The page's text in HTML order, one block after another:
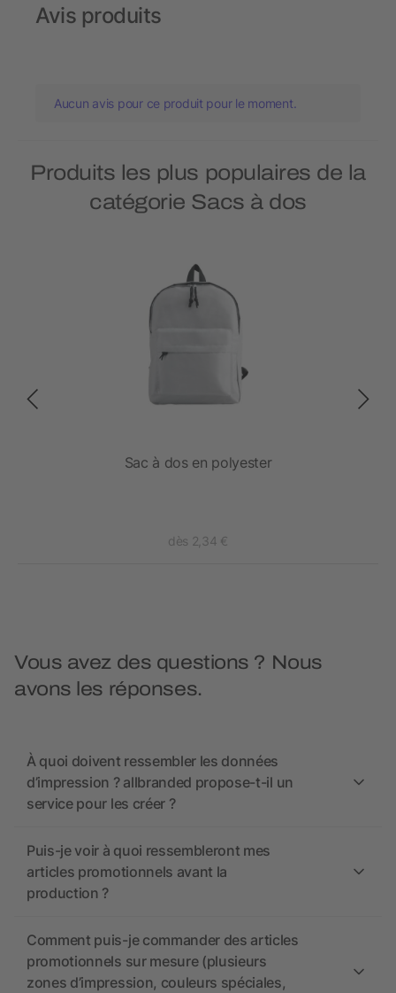
Avis produits
Aucun avis pour ce produit pour le moment.
Produits les plus populaires de la
catégorie Sacs à dos
Sac à dos en polyester
dès 2,34 €
Vous avez des questions ? Nous
avons les réponses.
À quoi doivent ressembler les données
d’impression ? allbranded propose-t-il un
service pour les créer ?
Puis-je voir à quoi ressembleront mes
articles promotionnels avant la
production ?
Comment puis-je commander des articles
promotionnels sur mesure (plusieurs
zones d’impression, couleurs spéciales,